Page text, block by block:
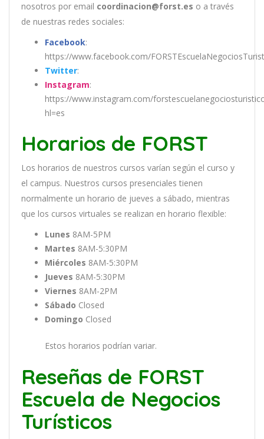
nosotros por email coordinacion@forst.es o a través
de nuestras redes sociales:
Facebook:
https://www.facebook.com/
Twitter:
Instagram:
https://www.instagram.com/
hl=es
Horarios de FORST
Los horarios de nuestros cursos varían según el curso y
el campus. Nuestros cursos presenciales tienen
normalmente un horario de jueves a sábado, mientras
que los cursos virtuales se realizan en horario flexible:
Lunes 8AM-5PM
Martes 8AM-5:30PM
Miércoles 8AM-5:30PM
Jueves 8AM-5:30PM
Viernes 8AM-2PM
Sábado Closed
Domingo Closed
Estos horarios podrían variar.
Reseñas de FORST
Escuela de Negocios
Turísticos